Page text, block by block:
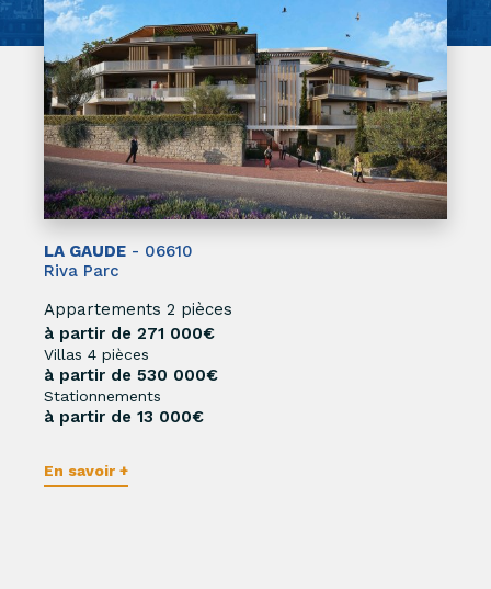
LA GAUDE - 06610
Riva Parc
Appartements 2 pièces
à partir de 271 000€
Villas 4 pièces
à partir de 530 000€
Stationnements
à partir de 13 000€
En savoir +